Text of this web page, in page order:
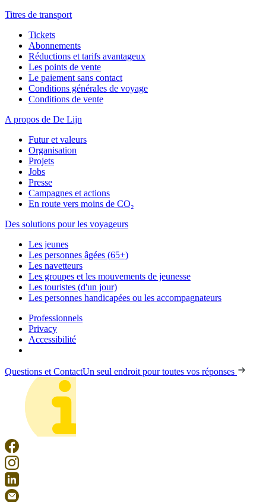
Titres de transport
Tickets
Abonnements
Réductions et tarifs avantageux
Les points de vente
Le paiement sans contact
Conditions générales de voyage
Conditions de vente
A propos de De Lijn
Futur et valeurs
Organisation
Projets
Jobs
Presse
Campagnes et actions
En route vers moins de CO₂
Des solutions pour les voyageurs
Les jeunes
Les personnes âgées (65+)
Les navetteurs
Les groupes et les mouvements de jeunesse
Les touristes (d'un jour)
Les personnes handicapées ou les accompagnateurs
Professionnels
Privacy
Accessibilité
Questions et ContactUn seul endroit pour toutes vos réponses